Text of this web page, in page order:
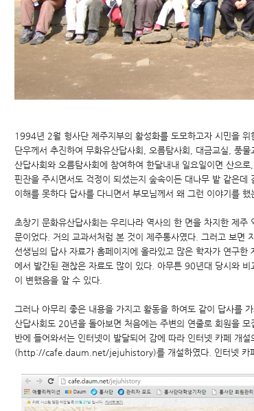
1994년 2월 헝사단 제주지부의 활성화를 도모하고자 시민을
단우께서 추진하여 무화유산답사회, 오름탐사회, 대금교실, 풍
산답사회와 오름탐사회에 참여하여 한달내내 일요일이면 산으
핀잔을 주시면서도 걱정이 되셨는지 숲속이든 대나무 밭 같은
이해를 못하다 답사를 다니면서 부모님께서 왜 그런 이야기를 했
초창기 문화유산답사회는 우리나라 역사의 한 면을 차지한 제
문이었다. 거의 교과서처럼 본 것이 제주통사였다. 그러고 보면
선생님의 답사 자료가 홈페이지에 올라있고 많은 학자가 연구
에서 발간된 괜찮은 자료도 많이 있다. 아무튼 90년대 당시와
이 변했음을 알 수 있다.
그러나 아무리 좋은 내용을 가지고 활동을 하여도 같이 답사를
산답사회도 20년을 돌아보면 처음에는 주변의 연줄로 회원을
반에 들어와서는 인터넷이 발달되어 감에 따라 인터넷 카페 개
(http://cafe.daum.net/jejuhistory)를 개설하였다. 인터넷 카페